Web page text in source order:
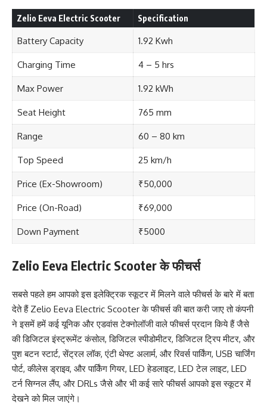
Zelio Eeva Electric Scooter Specification
Battery Capacity 1.92 Kwh
Charging Time 4 – 5 hrs
Max Power 1.92 kWh
Seat Height 765 mm
Range 60 – 80 km
Top Speed 25 km/h
Price (Ex-Showroom) ₹50,000
Price (On-Road) ₹69,000
Down Payment ₹5000
Zelio Eeva Electric Scooter के फीचर्स
सबसे पहले हम आपको इस इलेक्ट्रिक स्कूटर में मिलने वाले फीचर्स के बारे में बता
देते हैं Zelio Eeva Electric Scooter के फीचर्स की बात करी जाए तो कंपनी
ने इसमें हमें कई यूनिक और एडवांस टेक्नोलॉजी वाले फीचर्स प्रदान किये हैं जैसे
की डिजिटल इंस्ट्रूमेंट कंसोल, डिजिटल स्पीडोमीटर, डिजिटल ट्रिप मीटर, और
पुश बटन स्टार्ट, सेंट्रल लॉक, एंटी थेफ्ट अलार्म, और रिवर्स पार्किंग, USB चार्जिंग
पोर्ट, कीलेस ड्राइव, और पार्किंग गियर, LED हेडलाइट, LED टेल लाइट, LED
टर्न सिग्नल लैंप, और DRLs जैसे और भी कई सारे फीचर्स आपको इस स्कूटर में
देखने को मिल जाएंगे।